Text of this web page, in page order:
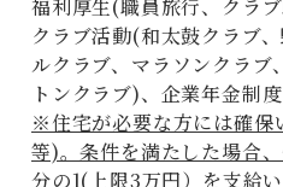
福利厚生(職員旅行、クラ
クラブ活動(和太鼓クラブ
ルクラブ、マラソンクラブ
トンクラブ)、企業年金制
※住宅が必要な方には確保
等)。条件を満たした場合
分の1(上限3万円）を支給い